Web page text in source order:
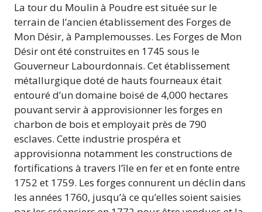
La tour du Moulin à Poudre est située sur le
terrain de l’ancien établissement des Forges de
Mon Désir, à Pamplemousses. Les Forges de Mon
Désir ont été construites en 1745 sous le
Gouverneur Labourdonnais. Cet établissement
métallurgique doté de hauts fourneaux était
entouré d’un domaine boisé de 4,000 hectares
pouvant servir à approvisionner les forges en
charbon de bois et employait près de 790
esclaves. Cette industrie prospéra et
approvisionna notamment les constructions de
fortifications à travers l’île en fer et en fonte entre
1752 et 1759. Les forges connurent un déclin dans
les années 1760, jusqu’à ce qu’elles soient saisies